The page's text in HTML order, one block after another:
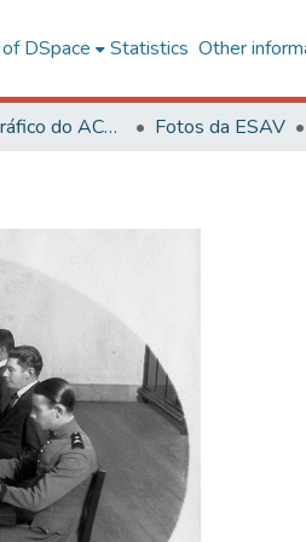
DSpace Statistics Other
Acervo Fotográfico do ACH-UFV Fotos da ESAV